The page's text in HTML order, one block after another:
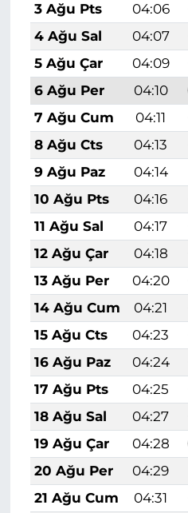
3 Ağu Pts
04:06
4 Ağu Sal
04:07
5 Ağu Çar
04:09
6 Ağu Per
04:10
7 Ağu Cum
04:11
8 Ağu Cts
04:13
9 Ağu Paz
04:14
10 Ağu Pts
04:16
11 Ağu Sal
04:17
12 Ağu Çar
04:18
13 Ağu Per
04:20
14 Ağu Cum
04:21
15 Ağu Cts
04:23
16 Ağu Paz
04:24
17 Ağu Pts
04:25
18 Ağu Sal
04:27
19 Ağu Çar
04:28
20 Ağu Per
04:29
21 Ağu Cum
04:31